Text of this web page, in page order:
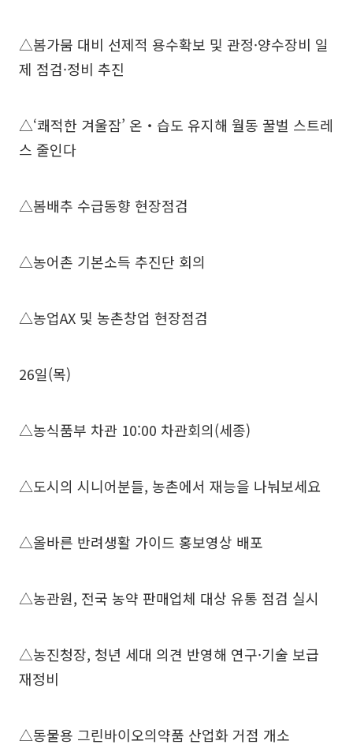
△봄가뭄 대비 선제적 용수확보 및 관정·양수장비 일
제 점검·정비 추진
△‘쾌적한 겨울잠’ 온‧습도 유지해 월동 꿀벌 스트레
스 줄인다
△봄배추 수급동향 현장점검
△농어촌 기본소득 추진단 회의
△농업AX 및 농촌창업 현장점검
26일(목)
△농식품부 차관 10:00 차관회의(세종)
△도시의 시니어분들, 농촌에서 재능을 나눠보세요
△올바른 반려생활 가이드 홍보영상 배포
△농관원, 전국 농약 판매업체 대상 유통 점검 실시
△농진청장, 청년 세대 의견 반영해 연구·기술 보급
재정비
△동물용 그린바이오의약품 산업화 거점 개소